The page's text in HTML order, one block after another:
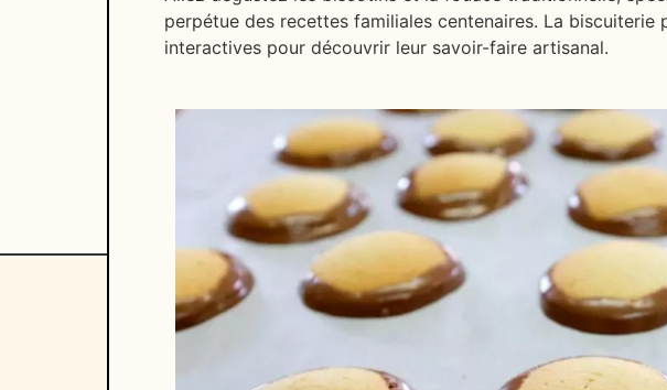
perpétue des recettes familiales centenaires. La
interactives pour découvrir leur savoir-faire artisanal.